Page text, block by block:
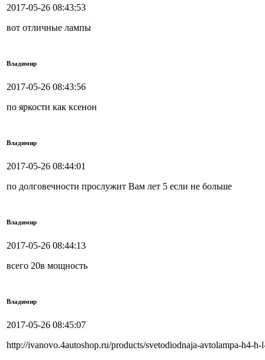
2017-05-26 08:43:53
вот отличные лампы
Владимир
2017-05-26 08:43:56
по яркости как ксенон
Владимир
2017-05-26 08:44:01
по долговечности прослужит Вам лет 5 если не больше
Владимир
2017-05-26 08:44:13
всего 20в мощность
Владимир
2017-05-26 08:45:07
http://ivanovo.4autoshop.ru/products/svetodiodnaja-avtolampa-h4-h-